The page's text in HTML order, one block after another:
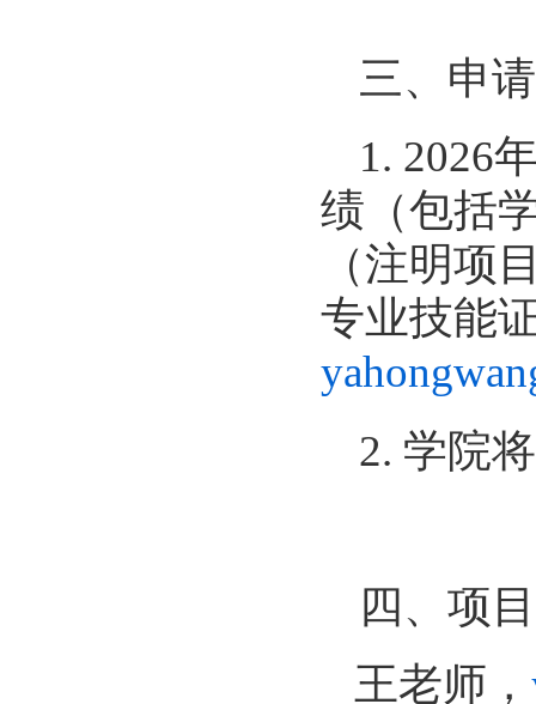
三、申
1. 2026
绩（包括
（注明项
专业技能
2. 学院
四、项
王老师，